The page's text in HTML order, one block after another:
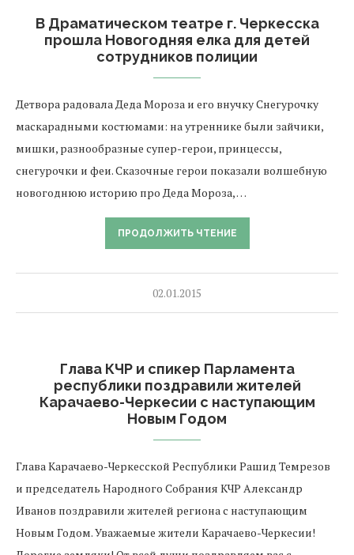
В Драматическом театре г. Черкесска
прошла Новогодняя елка для детей
сотрудников полиции
Детвора радовала Деда Мороза и его внучку Снегурочку
маскарадными костюмами: на утреннике были зайчики,
мишки, разнообразные супер-герои, принцессы,
снегурочки и феи. Сказочные герои показали волшебную
новогоднюю историю про Деда Мороза, …
ПРОДОЛЖИТЬ ЧТЕНИЕ
02.01.2015
Глава КЧР и спикер Парламента
республики поздравили жителей
Карачаево-Черкесии с наступающим
Новым Годом
Глава Карачаево-Черкесской Республики Рашид Темрезов
и председатель Народного Собрания КЧР Александр
Иванов поздравили жителей региона с наступающим
Новым Годом. Уважаемые жители Карачаево-Черкесии!